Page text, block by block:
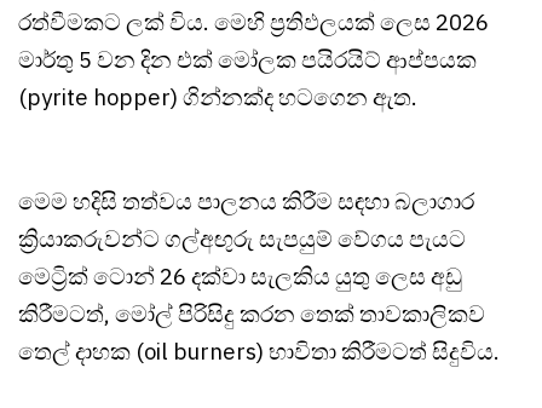
රත්වීමකට ලක් විය. මෙහි ප්‍රතිඵලයක් ලෙස 2026
මාර්තු 5 වන දින එක් මෝලක පයිරයිට් ආප්පයක
(pyrite hopper) ගින්නක්ද හටගෙන ඇත.
මෙම හදිසි තත්වය පාලනය කිරීම සඳහා බලාගාර
ක්‍රියාකරුවන්ට ගල්අඟුරු සැපයුම් වේගය පැයට
මෙට්‍රික් ටොන් 26 දක්වා සැලකිය යුතු ලෙස අඩු
කිරීමටත්, මෝල් පිරිසිදු කරන තෙක් තාවකාලිකව
තෙල් දාහක (oil burners) භාවිතා කිරීමටත් සිදුවිය.